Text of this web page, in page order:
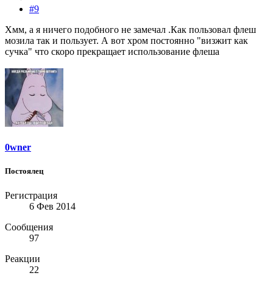
#9
Хмм, а я ничего подобного не замечал .Как пользовал флеш
мозила так и пользует. А вот хром постоянно "визжит как
сучка" что скоро прекращает использование флеша
0wner
Постоялец
Регистрация
6 Фев 2014
Сообщения
97
Реакции
22